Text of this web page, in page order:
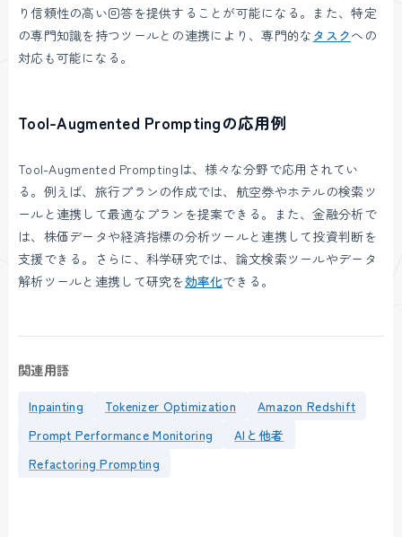
り信頼性の高い回答を提供することが可能になる。また、特定
の専門知識を持つツールとの連携により、専門的な タスクへの
対応も可能になる。
Tool-Augmented Promptingの応用例
Tool-Augmented Promptingは、様々な分野で応用されてい
る。例えば、旅行プランの作成では、航空券やホテルの検索ツ
ールと連携して最適なプランを提案できる。また、金融分析で
は、株価データや経済指標の分析ツールと連携して投資判断を
支援できる。さらに、科学研究では、論文検索ツールやデータ
解析ツールと連携して研究を効率化できる。
関連用語
Inpainting Tokenizer Optimization
Amazon Redshift
Prompt Performance Monitoring
AIと他者
Refactoring Prompting